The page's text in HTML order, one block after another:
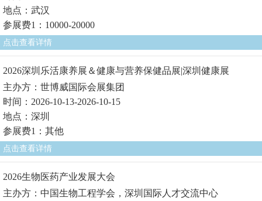
地点：武汉
参展费1：10000-20000
点击查看详情
2026深圳乐活康养展＆健康与营养保健品展|深圳健康展
主办方：世博威国际会展集团
时间：2026-10-13-2026-10-15
地点：深圳
参展费1：其他
点击查看详情
2026生物医药产业发展大会
主办方：中国生物工程学会，深圳国际人才交流中心